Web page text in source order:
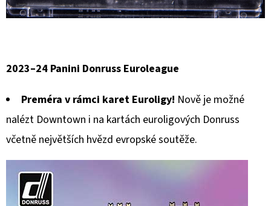
2023–24 Panini Donruss Euroleague
Preméra v rámci karet Euroligy! Nově je možné
nalézt Downtown i na kartách euroligových Donruss
včetně největších hvězd evropské soutěže.